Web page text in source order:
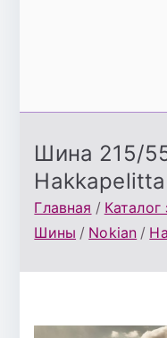
Шина 215/
Главная
Шины
Nokian